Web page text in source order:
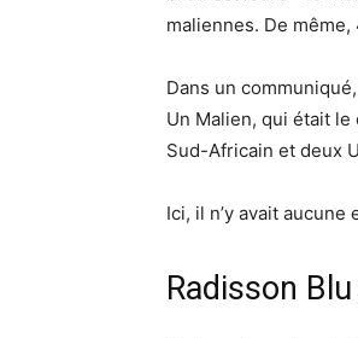
maliennes. De
Dans un
Un Malien, qui était
Sud-Africain et deux
Ici, il n’y avait
Radisson